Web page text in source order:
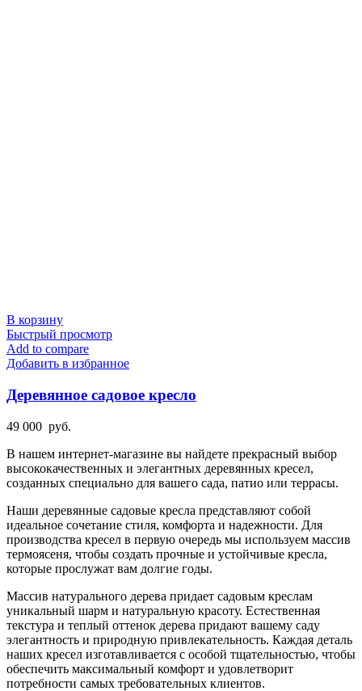
В корзину
Быстрый просмотр
Add to compare
Добавить в избранное
Деревянное садовое кресло
49 000 руб.
В нашем интернет-магазине вы найдете прекрасный выбор
высококачественных и элегантных деревянных кресел,
созданных специально для вашего сада, патио или террасы.
Наши деревянные садовые кресла представляют собой
идеальное сочетание стиля, комфорта и надежности. Для
производства кресел в первую очередь мы используем массив
термоясеня, чтобы создать прочные и устойчивые кресла,
которые прослужат вам долгие годы.
Массив натурального дерева придает садовым креслам
уникальный шарм и натуральную красоту. Естественная
текстура и теплый оттенок дерева придают вашему саду
элегантность и природную привлекательность. Каждая деталь
наших кресел изготавливается с особой тщательностью, чтобы
обеспечить максимальный комфорт и удовлетворит
потребности самых требовательных клиентов.